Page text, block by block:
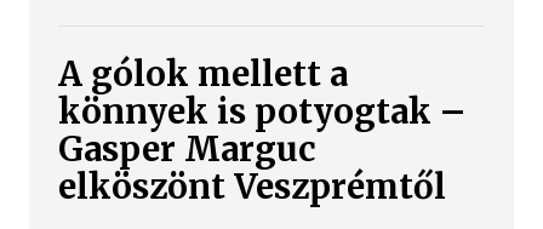
A gólok mellett a
könnyek is potyogtak –
Gasper Marguc
elköszönt Veszprémtől